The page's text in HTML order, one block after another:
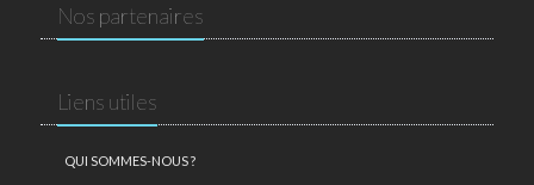
Nos partenaires
Liens utiles
QUI SOMMES-NOUS ?